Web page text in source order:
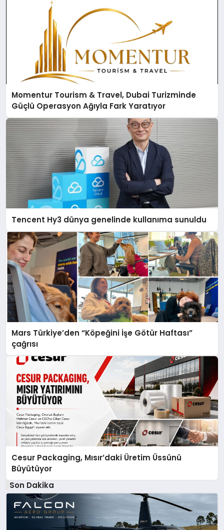
Momentur Tourism & Travel, Dubai Turizminde
Güçlü Operasyon Ağıyla Fark Yaratıyor
Tencent Hy3 dünya genelinde kullanıma sunuldu
Mars Türkiye’den “Köpeğini İşe Götür Haftası”
çağrısı
Cesur Packaging, Mısır’daki Üretim Üssünü
Büyütüyor
Son Dakika